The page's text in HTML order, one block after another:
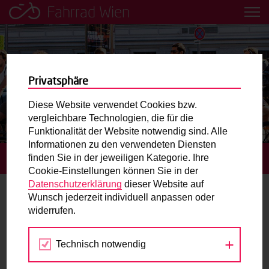
Fahrrad Wien
Leih dir einfach ein Transportfahrrad in deiner Nähe aus!
Mobilitätsbildung für Kinder und
Jugendliche
Radweg-Projektkarte
Routenplaner
Mit dem Fahrrad in Wien unterwegs? Hier finden Sie die
beste Route.
Wunschbox
Sie haben ein Anliegen zum Radverkehr? Schreiben Sie
STARTSEITE TERMINE
Stadt Wien
Aug Sep
Privatsphäre
Diese Website verwendet Cookies bzw.
vergleichbare Technologien, die für die
Funktionalität der Website notwendig sind. Alle
Informationen zu den verwendeten Diensten
finden Sie in der jeweiligen Kategorie. Ihre
Cookie-Einstellungen können Sie in der
Datenschutzerklärung dieser Website auf
Wunsch jederzeit individuell anpassen oder
widerrufen.
Technisch notwendig